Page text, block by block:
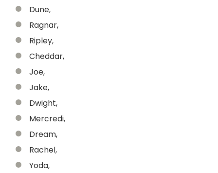
Dune,
Ragnar,
Ripley,
Cheddar,
Joe,
Jake,
Dwight,
Mercredi,
Dream,
Rachel,
Yoda,